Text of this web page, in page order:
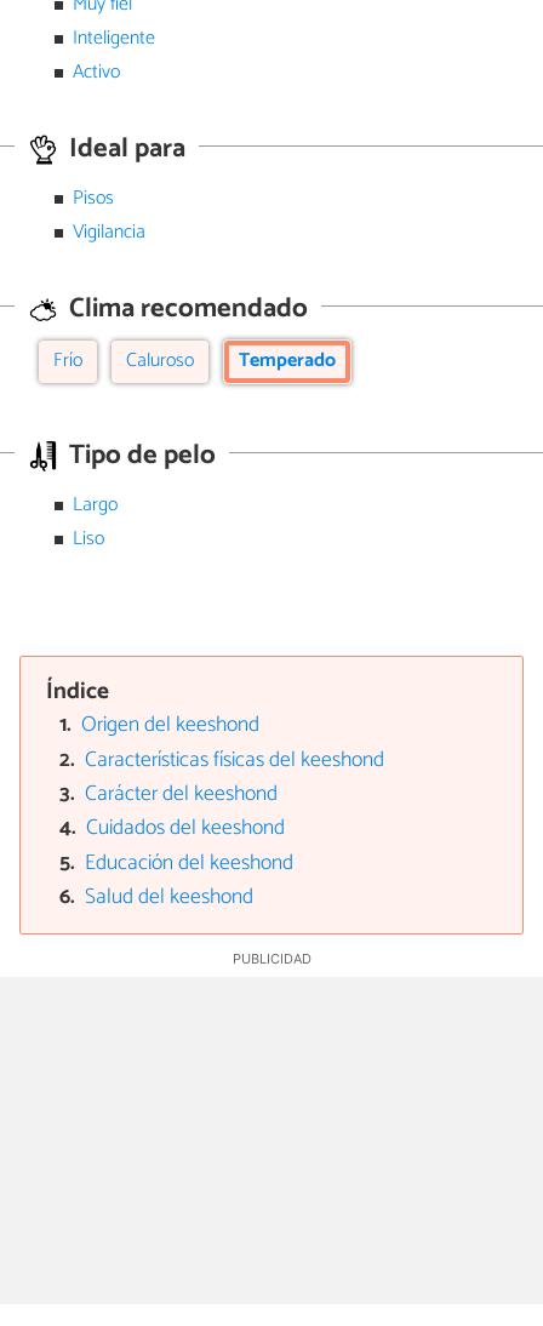
Inteligente
Activo
Ideal para
Pisos
Vigilancia
Clima recomendado
Frío Caluroso Temperado
Tipo de pelo
Largo
Liso
Índice
Origen del keeshond
Características físicas del keeshond
Carácter del keeshond
Cuidados del keeshond
Educación del keeshond
Salud del keeshond